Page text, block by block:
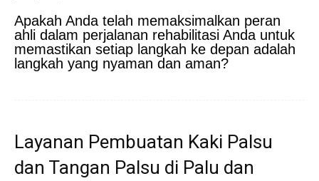
Apakah Anda telah memaksimalkan peran
ahli dalam perjalanan rehabilitasi Anda untuk
memastikan setiap langkah ke depan adalah
langkah yang nyaman dan aman?
Layanan Pembuatan Kaki Palsu
dan Tangan Palsu di Palu dan